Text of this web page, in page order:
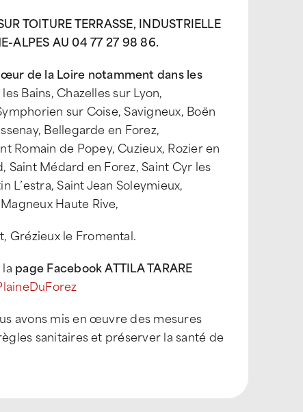
TOITURE TERRASSE, INDUSTRIELLE
ALPES AU 04 77 27 98 86.
de la Loire notamment dans les
Bains, Chazelles sur Lyon,
sur Coise, Savigneux, Boën
Bellegarde en Forez,
Romain de Popey, Cuzieux, Rozier en
Saint Médard en Forez, Saint Cyr les
L’estra, Saint Jean Soleymieux,
Haute Rive,
Grézieux le Fromental.
page Facebook ATTILA TARARE
avons mis en œuvre des mesures
sanitaires et préserver la santé de